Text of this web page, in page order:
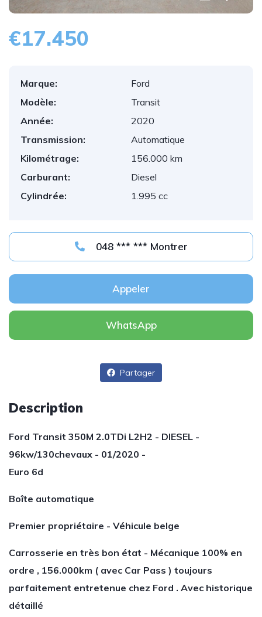
€17.450
Marque:
Ford
Modèle:
Transit
Année:
2020
Transmission:
Automatique
Kilométrage:
156.000 km
Carburant:
Diesel
Cylindrée:
1.995 cc
048 *** *** Montrer
Appeler
WhatsApp
Partager
Description
Ford Transit 350M 2.0TDi L2H2 - DIESEL -
96kw/130chevaux - 01/2020 -
Euro 6d
Boîte automatique
Premier propriétaire - Véhicule belge
Carrosserie en très bon état - Mécanique 100% en
ordre , 156.000km ( avec Car Pass ) toujours
parfaitement entretenue chez Ford . Avec historique
détaillé